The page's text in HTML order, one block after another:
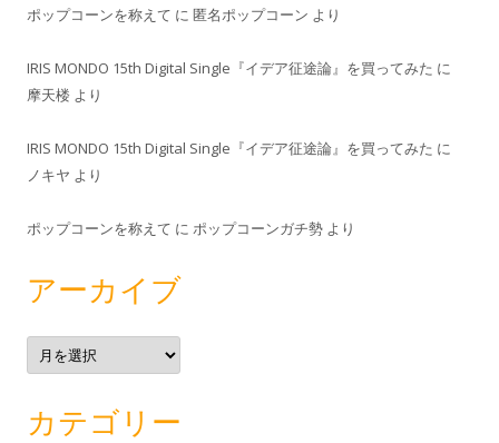
ポップコーンを称えて に 匿名ポップコーン より
IRIS MONDO 15th Digital Single『イデア征途論』を買ってみた に
摩天楼 より
IRIS MONDO 15th Digital Single『イデア征途論』を買ってみた に
ノキヤ より
ポップコーンを称えて に ポップコーンガチ勢 より
アーカイブ
ア
ー
カ
カテゴリー